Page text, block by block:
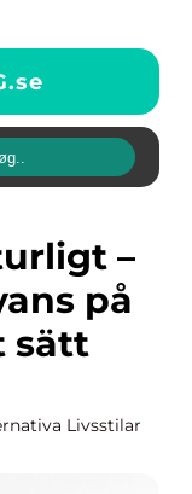
se
på
sätt
Livsstilar